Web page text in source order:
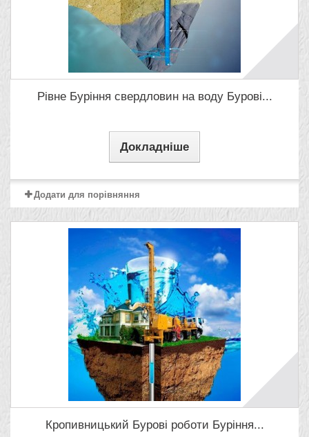
Рівне Буріння свердловин на воду Бурові...
Докладніше
Додати для порівняння
Кропивницький Бурові роботи Буріння...